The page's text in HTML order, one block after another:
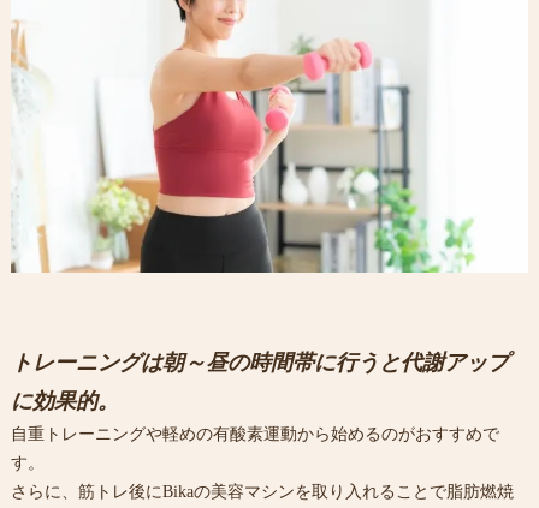
トレーニングは朝～昼の時間帯に行うと代謝アップ
に効果的。
自重トレーニングや軽めの有酸素運動から始めるのがおすすめで
す。
さらに、筋トレ後にBikaの美容マシンを取り入れることで脂肪燃焼